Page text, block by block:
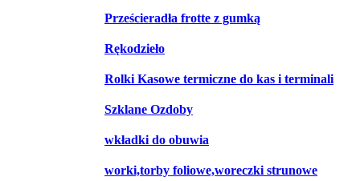
Prześcieradła frotte z gumką
Rękodzieło
Rolki Kasowe termiczne do kas i terminali
Szklane Ozdoby
wkładki do obuwia
worki,torby foliowe,woreczki strunowe